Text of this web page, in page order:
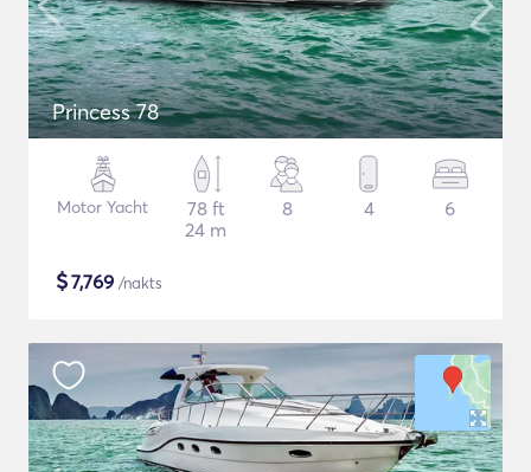
Princess 78
Motor Yacht
78 ft
24 m
8 4 6
$7,769 /nakts